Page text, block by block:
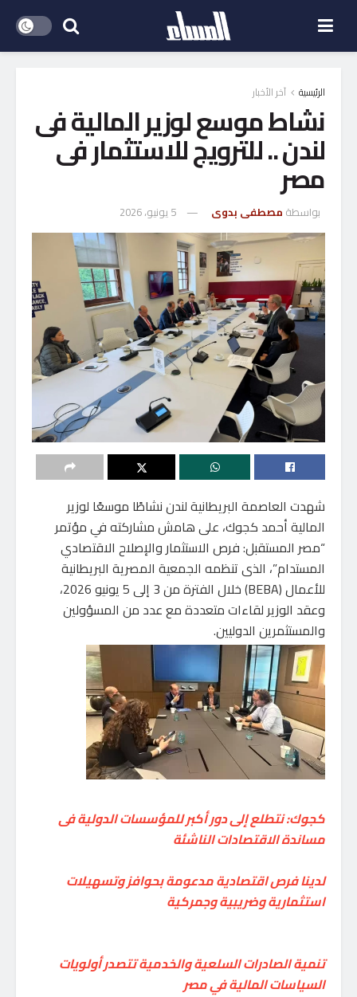
الرئيسية آخر الأخبار
نشاط موسع لوزير المالية فى
لندن .. للترويج للاستثمار فى
مصر
بواسطة مصطفى بدوى 5 يونيو، 2026
شهدت العاصمة البريطانية لندن نشاطًا موسعًا لوزير
المالية أحمد كجوك، على هامش مشاركته في مؤتمر
“مصر المستقبل: فرص الاستثمار والإصلاح الاقتصادي
المستدام”، الذى تنظمه الجمعية المصرية البريطانية
للأعمال (BEBA) خلال الفترة من 3 إلى 5 يونيو 2026،
وعقد الوزير لقاءات متعددة مع عدد من المسؤولين
والمستثمرين الدوليين.
كجوك: نتطلع إلى دور أكبر للمؤسسات الدولية فى
مساندة الاقتصادات الناشئة
لدينا فرص اقتصادية مدعومة بحوافز وتسهيلات
استثمارية وضريبية وجمركية
تنمية الصادرات السلعية والخدمية تتصدر أولويات
السياسات المالية في مصر